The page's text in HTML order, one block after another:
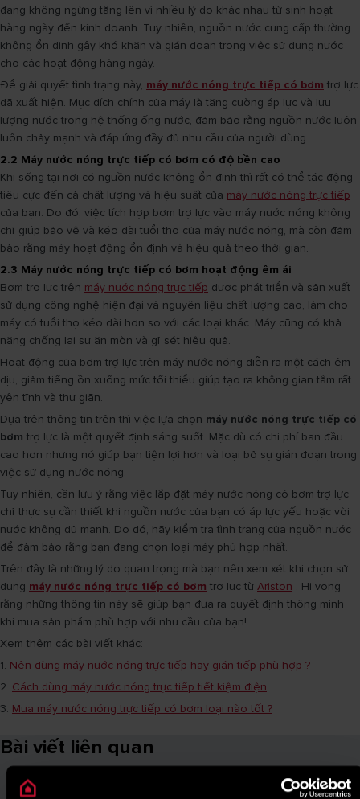
đang không ngừng tăng lên vì nhiều lý do khác nhau từ sinh hoạt
hàng ngày đến kinh doanh. Tuy nhiên, nguồn nước cung cấp thường
không ổn định gây khó khăn và gián đoạn trong việc sử dụng nước
cho các hoạt động hàng ngày.
Để giải quyết tình trạng này, máy nước nóng trực tiếp có bơm trợ lực
đã xuất hiện. Mục đích chính của máy là tăng cường áp lực và lưu
lượng nước trong hệ thống ống nước, đảm bảo rằng nguồn nước luôn
luôn chảy mạnh và đáp ứng đầy đủ nhu cầu của người dùng.
2.2 Máy nước nóng trực tiếp có bơm có độ bền cao
Khi sống tại nơi có nguồn nước không ổn định thì rất có thể tác động
tiêu cực đến cả chất lượng và hiệu suất của máy nước nóng trực tiếp
của bạn. Do đó, việc tích hợp bơm trợ lực vào máy nước nóng không
chỉ giúp bảo vệ và kéo dài tuổi thọ của máy nước nóng, mà còn đảm
bảo rằng máy hoạt động ổn định và hiệu quả theo thời gian.
2.3 Máy nước nóng trực tiếp có bơm hoạt động êm ái
Bơm trợ lực trên máy nước nóng trực tiếp được phát triển và sản xuất
sử dụng công nghệ hiện đại và nguyên liệu chất lượng cao, làm cho
máy có tuổi thọ kéo dài hơn so với các loại khác. Máy cũng có khả
năng chống lại sự ăn mòn và gỉ sét hiệu quả.
Hoạt động của bơm trợ lực trên máy nước nóng diễn ra một cách êm
dịu, giảm tiếng ồn xuống mức tối thiểu giúp tạo ra không gian tắm rất
yên tĩnh và thư giãn.
Dựa trên thông tin trên thì việc lựa chọn máy nước nóng trực tiếp có
bơm trợ lực là một quyết định sáng suốt. Mặc dù có chi phí ban đầu
cao hơn nhưng nó giúp bạn tiện lợi hơn và loại bỏ sự gián đoạn trong
việc sử dụng nước nóng.
Tuy nhiên, cần lưu ý rằng việc lắp đặt máy nước nóng có bơm trợ lực
chỉ thực sự cần thiết khi nguồn nước của bạn có áp lực yếu hoặc vòi
nước không đủ mạnh. Do đó, hãy kiểm tra tình trạng của nguồn nước
để đảm bảo rằng bạn đang chọn loại máy phù hợp nhất.
Trên đây là những lý do quan trọng mà bạn nên xem xét khi chọn sử
dụng máy nước nóng trực tiếp có bơm trợ lực từ Ariston . Hi vọng
rằng những thông tin này sẽ giúp bạn đưa ra quyết định thông minh
khi mua sản phẩm phù hợp với nhu cầu của bạn!
Xem thêm các bài viết khác:
1. Nên dùng máy nước nóng trực tiếp hay gián tiếp phù hợp ?
2. Cách dùng máy nước nóng trực tiếp tiết kiệm điện
3. Mua máy nước nóng trực tiếp có bơm loại nào tốt ?
Bài viết liên quan